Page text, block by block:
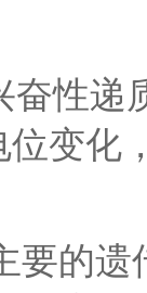
性递
变化
的遗传